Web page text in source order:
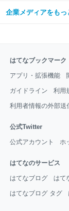
企業メディアをもっ
はてなブックマーク
アプリ・拡張機能
ガイドライン 利用
利用者情報の外部送
公式Twitter
公式アカウント ホ
はてなのサービス
はてなブログ はて
はてなブログ タグ